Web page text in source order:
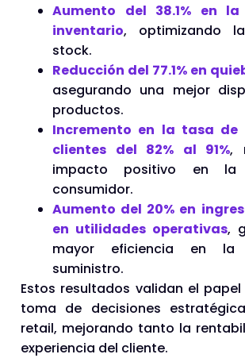
Aumento del 38.1% en
inventario, optimizando
stock.
Reducción del 77.1% en
asegurando una mejor
productos.
Incremento en la tasa de
clientes del 82% al 91%,
impacto positivo en
consumidor.
Aumento del 20% en
en utilidades operativas,
mayor eficiencia en la
suministro.
Estos resultados validan el
toma de decisiones
retail, mejorando tanto la
experiencia del cliente.